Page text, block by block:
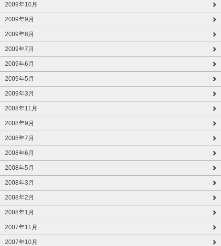
2009年10月
2009年9月
2009年8月
2009年7月
2009年6月
2009年5月
2009年3月
2008年11月
2008年9月
2008年7月
2008年6月
2008年5月
2008年3月
2008年2月
2008年1月
2007年11月
2007年10月